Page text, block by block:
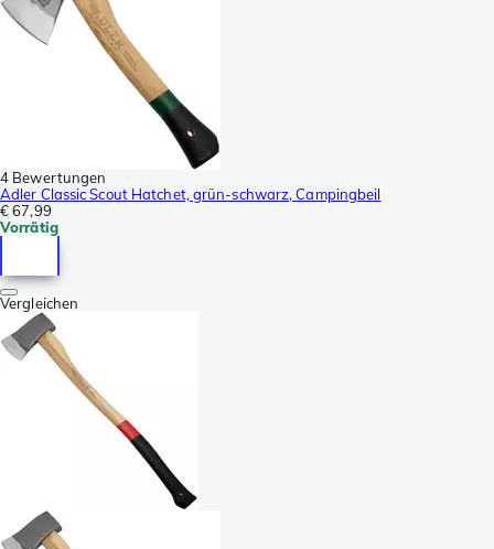
4 Bewertungen
Adler Classic Scout Hatchet, grün-schwarz, Campingbeil
€ 67,99
Vorrätig
Vergleichen